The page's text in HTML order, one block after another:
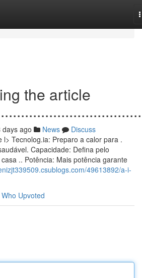
the article
days ago News
Discuss
l> Tecnolog.ia: Preparo a calor para .
Capacidade: Defina pelo
.. Potência: Mais potência garante
49613892/a-i-
Who Upvoted